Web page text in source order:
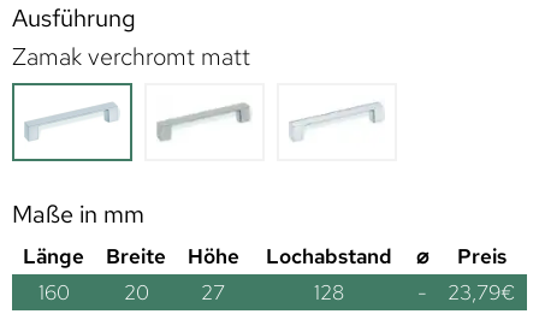
Ausführung
Zamak verchromt matt
Maße in mm
Länge Breite Höhe Lochabstand ⌀
Preis
160
20 27 128 - 23,79€